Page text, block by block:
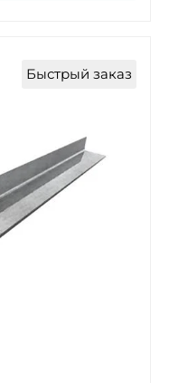
Быстрый заказ